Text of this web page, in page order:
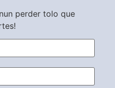
perder tolo que